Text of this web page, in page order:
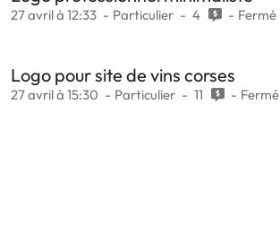
27 avril à 12:33 Particulier 4 Fermé
Logo pour site de vins corses
27 avril à 15:30 Particulier 11 Fermé